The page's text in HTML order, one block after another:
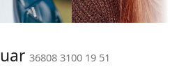
36808 3100 19 51